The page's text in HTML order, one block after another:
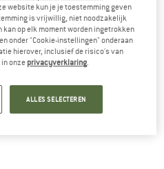
website kun je je toestemming geven
is vrijwillig, niet noodzakelijk
op elk moment worden ingetrokken
onder "Cookie-instellingen" onderaan
hierover, inclusief de risico's van
onze privacyverklaring.
ALLES SELECTEREN